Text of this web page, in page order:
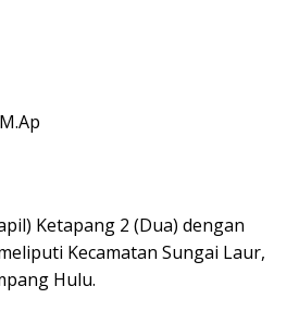
Ketapang 2 (Dua) dengan
Kecamatan Sungai Laur,
Hulu.